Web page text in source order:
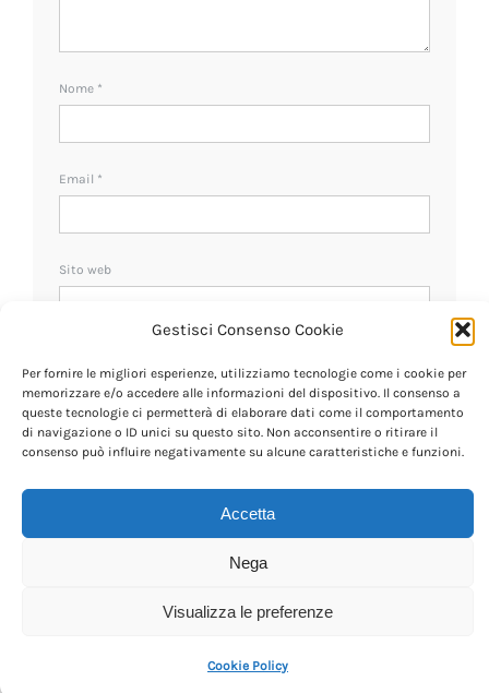
Gestisci Consenso Cookie
Per fornire le migliori esperienze, utilizziamo tecnologie come i cookie per
memorizzare e/o accedere alle informazioni del dispositivo. Il consenso a
queste tecnologie ci permetterà di elaborare dati come il comportamento
di navigazione o ID unici su questo sito. Non acconsentire o ritirare il
consenso può influire negativamente su alcune caratteristiche e funzioni.
Accetta
Nega
Visualizza le preferenze
Cookie Policy
Nome *
Email *
Sito web